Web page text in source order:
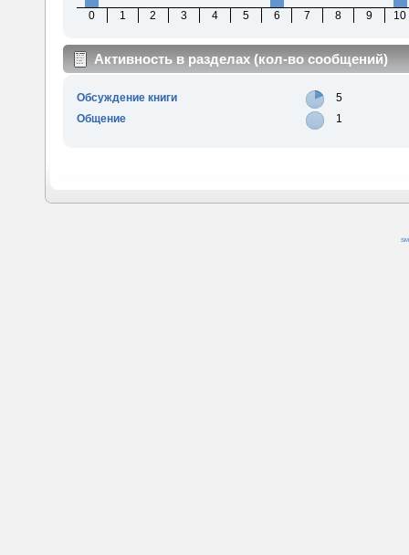
0 1 2 3 4 5 6 7 8 9 10
Активность в разделах (кол-во сообщений)
Обсуждение книги
5
Общение
1